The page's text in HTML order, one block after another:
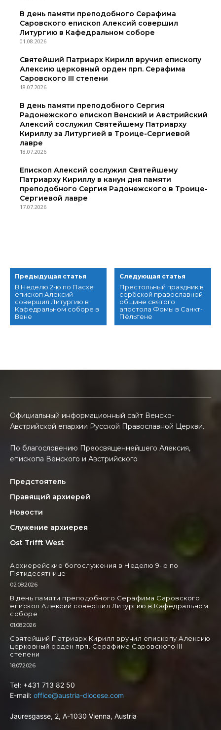
В день памяти преподобного Серафима
Саровского епископ Алексий совершил
Литургию в Кафедральном соборе
01.08.2026
Святейший Патриарх Кирилл вручил епископу
Алексию церковный орден прп. Серафима
Саровского III степени
18.07.2026
В день памяти преподобного Сергия
Радонежского епископ Венский и Австрийский
Алексий сослужил Святейшему Патриарху
Кириллу за Литургией в Троице-Сергиевой
лавре
18.07.2026
Епископ Алексий сослужил Святейшему
Патриарху Кириллу в канун дня памяти
преподобного Сергия Радонежского в Троице-
Сергиевой лавре
17.07.2026
Предыдущая статья
В Неделю 2-ю по Пасхе
епископ Алексий
совершил Литургию в
Кафедральном соборе в
Вене
Следующая статья
Престольный праздник в
сербской православной
общине святого
апостола Фомы в Санкт-
Пёльтене
Официальный информационный сайт Венско-
Австрийской епархии Русской Православной Церкви.
По благословению Преосвященнейшего Алексия,
епископа Венского и Австрийского
Предстоятель
Правящий архиерей
Новости
Служение архиерея
Ost Trifft West
Архиерейские богослужения в Неделю 9-ю по
Пятидесятнице
02.08.2026
В день памяти преподобного Серафима Саровского
епископ Алексий совершил Литургию в Кафедральном
соборе
01.08.2026
Святейший Патриарх Кирилл вручил епископу Алексию
церковный орден прп. Серафима Саровского III
степени
18.07.2026
Tel: +431 713 82 50
E-mail: office@austria-diocese.com
Jauresgasse, 2, A-1030 Vienna, Austria